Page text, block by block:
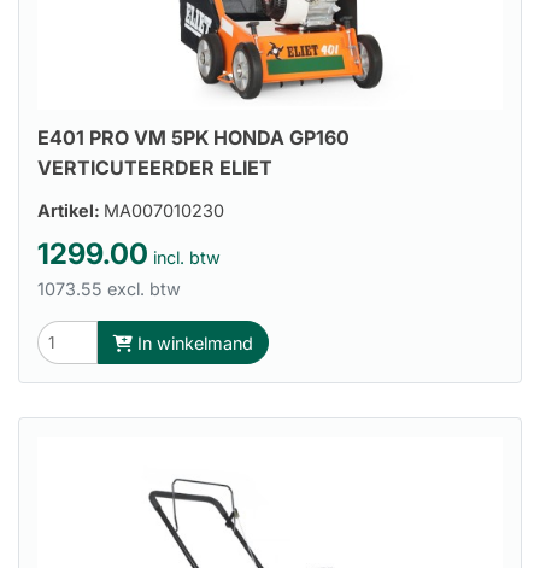
E401 PRO VM 5PK HONDA GP160
VERTICUTEERDER ELIET
Artikel: MA007010230
1299.00 incl. btw
1073.55 excl. btw
In winkelmand